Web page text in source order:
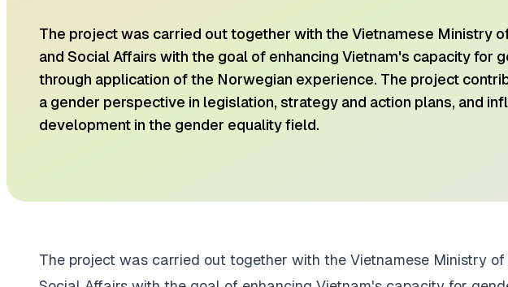
The project was carried out together with the Vietnamese ​Ministry
and Social Affairs with the goal of enhancing Vietnam's capacity for
through application of the Norwegian experience. The project
a gender perspective in legislation, strategy and action plans, and
development in the gender equality field.
The project was carried out together with the Vietnamese ​Ministry